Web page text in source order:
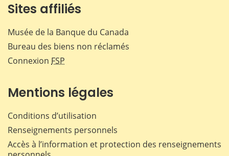
Sites affiliés
Musée de la Banque du Canada
Bureau des biens non réclamés
Connexion FSP
Mentions légales
Conditions d’utilisation
Renseignements personnels
Accès à l’information et protection des renseignements